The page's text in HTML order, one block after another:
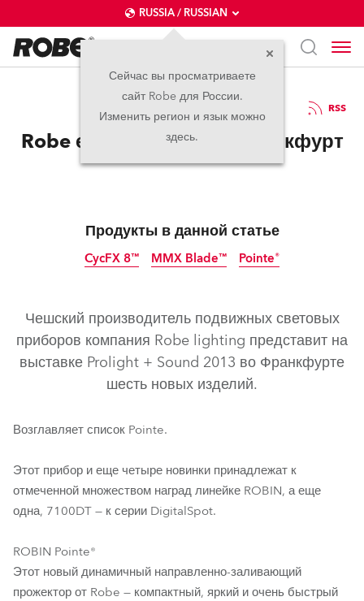
RUSSIA / RUSSIAN
Сейчас вы просматриваете
сайт Robe для России.
Изменить регион и язык можно
здесь.
02.04.2013 RSS
Robe едет с Pointe во Франкфурт
Продукты в данной статье
CycFX 8™ MMX Blade™ Pointe®
Чешский производитель подвижных световых
приборов компания Robe lighting представит на
выставке Prolight + Sound 2013 во Франкфурте
шесть новых изделий.
Возглавляет список Pointe.
Этот прибор и еще четыре новинки принадлежат к
отмеченной множеством наград линейке ROBIN, а еще
одна, 7100DT — к серии DigitalSpot.
ROBIN Pointe®
Этот новый динамичный направленно-заливающий
прожектор от Robe — компактный, яркий и очень быстрый